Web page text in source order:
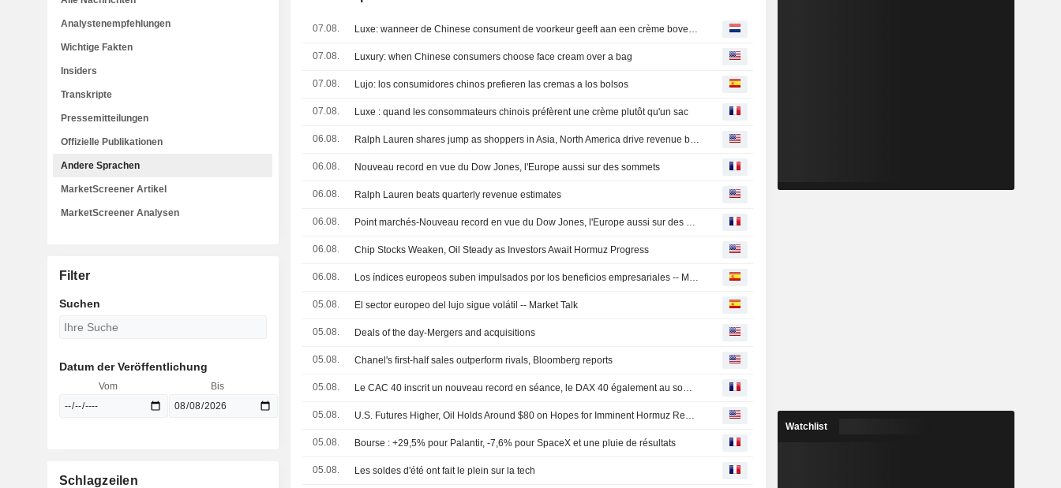
07.08. Luxe: wanneer de Chinese consument de voorkeur geeft aan een crème boven een tas
07.08. Luxury: when Chinese consumers choose face cream over a bag
07.08. Lujo: los consumidores chinos prefieren las cremas a los bolsos
07.08. Luxe : quand les consommateurs chinois préfèrent une crème plutôt qu'un sac
06.08. Ralph Lauren shares jump as shoppers in Asia, North America drive revenue beat
06.08. Nouveau record en vue du Dow Jones, l'Europe aussi sur des sommets
06.08. Ralph Lauren beats quarterly revenue estimates
06.08. Point marchés-Nouveau record en vue du Dow Jones, l'Europe aussi sur des sommets
06.08. Chip Stocks Weaken, Oil Steady as Investors Await Hormuz Progress
06.08. Los índices europeos suben impulsados por los beneficios empresariales -- Market Talk
05.08. El sector europeo del lujo sigue volátil -- Market Talk
05.08. Deals of the day-Mergers and acquisitions
05.08. Chanel's first-half sales outperform rivals, Bloomberg reports
05.08. Le CAC 40 inscrit un nouveau record en séance, le DAX 40 également au sommet
05.08. U.S. Futures Higher, Oil Holds Around $80 on Hopes for Imminent Hormuz Reopening
05.08. Bourse : +29,5% pour Palantir, -7,6% pour SpaceX et une pluie de résultats
05.08. Les soldes d'été ont fait le plein sur la tech
Analystenempfehlungen
Wichtige Fakten
Insiders
Transkripte
Pressemitteilungen
Offizielle Publikationen
Andere Sprachen
MarketScreener Artikel
MarketScreener Analysen
Filter
Suchen
Datum der Veröffentlichung
Vom Bis
Schlagzeilen
Watchlist